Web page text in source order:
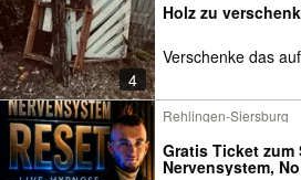
4
Holz zu
Verschenke das
Rehlingen-Siersburg
Gratis Ticket zum
Nervensystem,